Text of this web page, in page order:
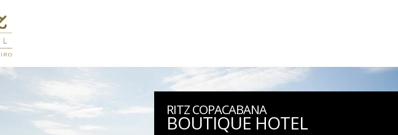
RITZ COPACABANA
BOUTIQUE HOTEL